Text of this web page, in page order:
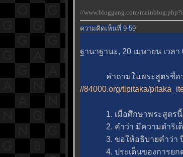
//www.bloggang.com/
ความคิดเห็นที่ 9-59
ฐานาฐานะ, 20 เมษายน เวลา
คำถามในพระสูตรชื่อว่า
//84000.org/tipitaka/
1. เมื่อศึกษาพระสูตรนี้แ
2. คำว่า มีความดำริเต็ม
3. ขอให้อธิบายคำว่า ปีศ
4. ประเด็นของการยกต